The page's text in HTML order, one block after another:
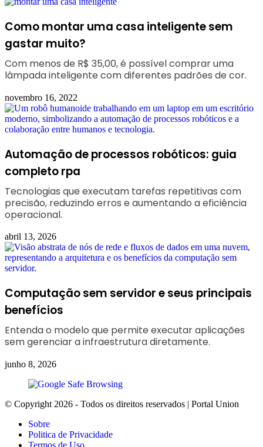
Como montar uma casa inteligente sem
gastar muito?
Com menos de R$ 35,00, é possível comprar uma
lâmpada inteligente com diferentes padrões de cor.
novembro 16, 2022
Automação de processos robóticos: guia
completo rpa
Tecnologias que executam tarefas repetitivas com
precisão, reduzindo erros e aumentando a eficiência
operacional.
abril 13, 2026
Computação sem servidor e seus principais
benefícios
Entenda o modelo que permite executar aplicações
sem gerenciar a infraestrutura diretamente.
junho 8, 2026
© Copyright 2026 - Todos os direitos reservados | Portal Union
Sobre
Politica de Privacidade
Termos de Uso